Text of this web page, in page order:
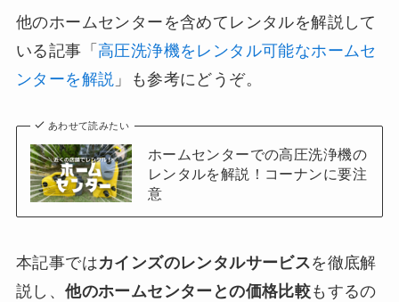
他のホームセンターを含めてレンタルを解説して
いる記事「 高圧洗浄機をレンタル可能なホームセ
ンターを解説 」も参考にどうぞ。
あわせて読みたい
ホームセンターでの高圧洗浄機の
レンタルを解説！コーナンに要注
意
本記事ではカインズのレンタルサービスを徹底解
説し、他のホームセンターとの価格比較もするの